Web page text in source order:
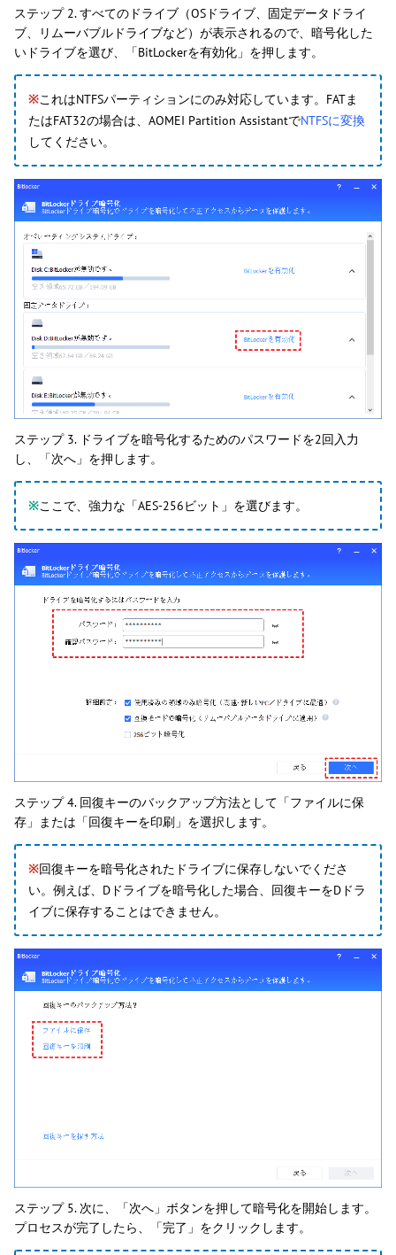
ステップ 2. すべてのドライブ（OSドライブ、固定データドライ
ブ、リムーバブルドライブなど）が表示されるので、暗号化した
いドライブを選び、「BitLockerを有効化」を押します。
※これはNTFSパーティションにのみ対応しています。FATま
たはFAT32の場合は、AOMEI Partition AssistantでNTFSに変換
してください。
ステップ 3. ドライブを暗号化するためのパスワードを2回入力
し、「次へ」を押します。
※ここで、強力な「AES-256ビット」を選びます。
ステップ 4. 回復キーのバックアップ方法として「ファイルに保
存」または「回復キーを印刷」を選択します。
※回復キーを暗号化されたドライブに保存しないでくださ
い。例えば、Dドライブを暗号化した場合、回復キーをDドラ
イブに保存することはできません。
ステップ 5. 次に、「次へ」ボタンを押して暗号化を開始します。
プロセスが完了したら、「完了」をクリックします。